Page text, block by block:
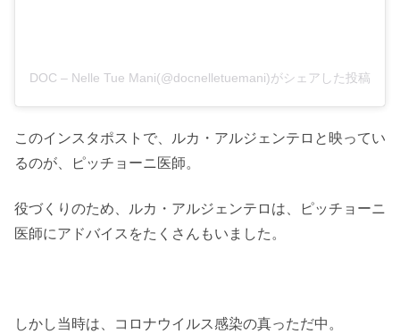
DOC – Nelle Tue Mani(@docnelletuemani)がシェアした投稿
このインスタポストで、ルカ・アルジェンテロと映ってい
るのが、ピッチョーニ医師。
役づくりのため、ルカ・アルジェンテロは、ピッチョーニ
医師にアドバイスをたくさんもいました。
しかし当時は、コロナウイルス感染の真っただ中。